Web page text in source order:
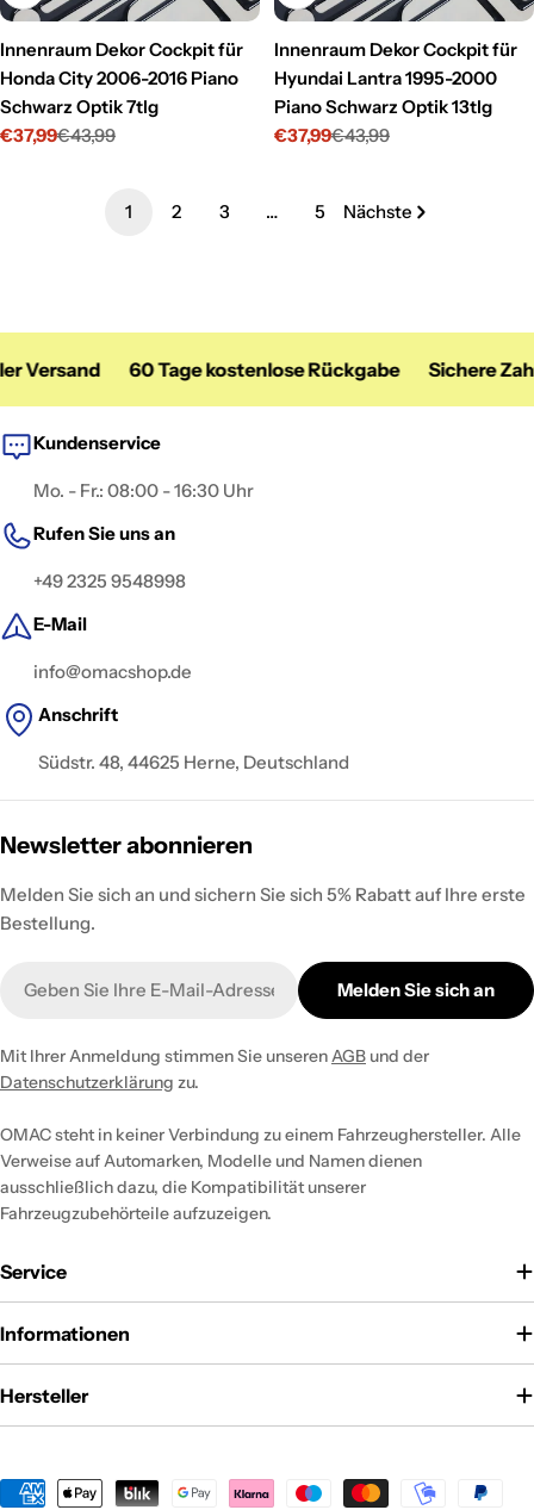
Innenraum Dekor Cockpit für
Honda City 2006-2016 Piano
Schwarz Optik 7tlg
Verkaufspreis
€37,99
Regulärer€43,99
Innenraum Dekor Cockpit für
Hyundai Lantra 1995-2000
Piano Schwarz Optik 13tlg
Verkaufspreis
€37,99
Regulärer€43,99
1 2 3 … 5 Nächste
60 Tage kostenlose Rückgabe Sichere
Kundenservice
Mo. - Fr.: 08:00 - 16:30 Uhr
Rufen Sie uns an
+49 2325 9548998
E-Mail
info@omacshop.de
Anschrift
Südstr. 48, 44625 Herne, Deutschland
Newsletter abonnieren
Melden Sie sich an und sichern Sie sich 5% Rabatt auf Ihre erste
Bestellung.
Mail
Melden Sie sich an
Mit Ihrer Anmeldung stimmen Sie unserenAGB und der
Datenschutzerklärung zu.
OMAC steht in keiner Verbindung zu einem Fahrzeughersteller. Alle
Verweise auf Automarken, Modelle und Namen dienen
ausschließlich dazu, die Kompatibilität unserer
Fahrzeugzubehörteile aufzuzeigen.
Service
Informationen
Hersteller
Zahlungsmethoden